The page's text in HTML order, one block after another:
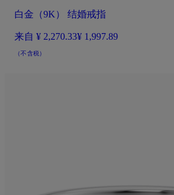
白金（9K） 结婚戒指
来自 ¥ 2,270.33¥ 1,997.89
（不含税）